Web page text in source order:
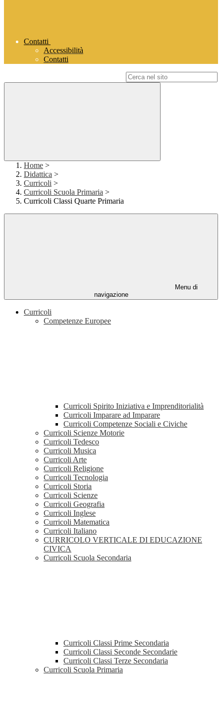
Contatti
Accessibilità
Contatti
Home >
Didattica >
Curricoli >
Curricoli Scuola Primaria >
Curricoli Classi Quarte Primaria
Menu di
navigazione
Curricoli
Competenze Europee
Curricoli Spirito Iniziativa e Imprenditorialità
Curricoli Imparare ad Imparare
Curricoli Competenze Sociali e Civiche
Curricoli Scienze Motorie
Curricoli Tedesco
Curricoli Musica
Curricoli Arte
Curricoli Religione
Curricoli Tecnologia
Curricoli Storia
Curricoli Scienze
Curricoli Geografia
Curricoli Inglese
Curricoli Matematica
Curricoli Italiano
CURRICOLO VERTICALE DI EDUCAZIONE
CIVICA
Curricoli Scuola Secondaria
Curricoli Classi Prime Secondaria
Curricoli Classi Seconde Secondarie
Curricoli Classi Terze Secondaria
Curricoli Scuola Primaria